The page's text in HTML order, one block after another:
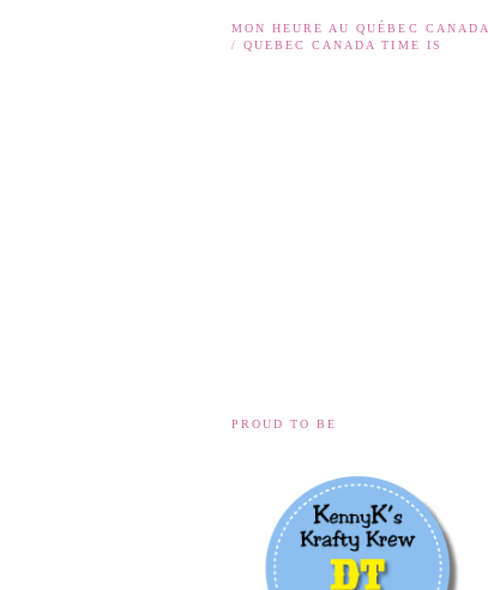
MON HEURE AU QUÉBEC CANADA
/ QUEBEC CANADA TIME IS
PROUD TO BE